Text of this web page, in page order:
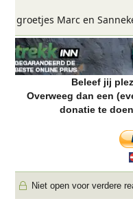
groetjes Marc en
Beleef jij
Overweeg dan een
donatie te
Niet open voor verdere